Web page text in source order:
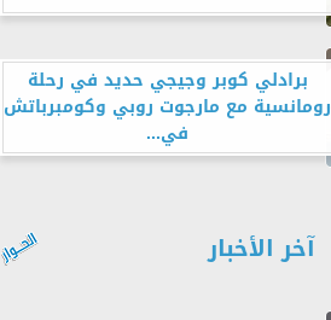
برادلي كوبر وجيجي حديد في رحلة
رومانسية مع مارجوت روبي وكومبرباتش
في...
آخر الأخبار